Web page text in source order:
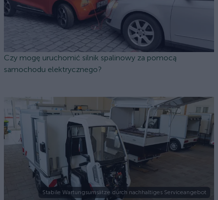
Czy mogę uruchomić silnik spalinowy za pomocą
samochodu elektrycznego?
Stabile Wartungsumsätze durch nachhaltiges Serviceangebot